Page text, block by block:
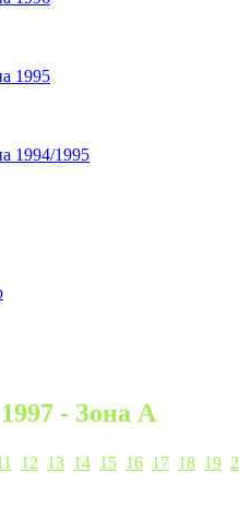
1995
1994/1995
- Зона А
12 13 14 15 16 17 18 19